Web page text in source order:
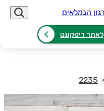
לאתר דיסקונט
2235